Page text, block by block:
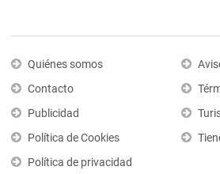
Quiénes somos
Contacto
Publicidad
Política de Cookies
Política de privacidad